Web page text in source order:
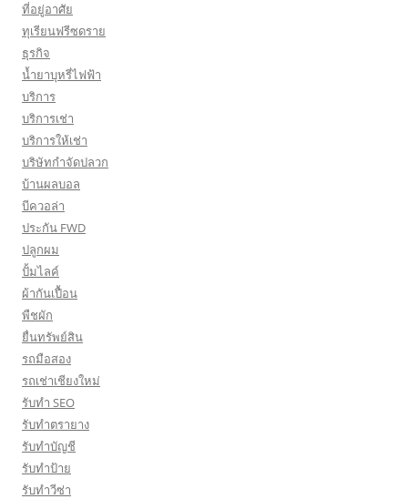
ที่อยู่อาศัย
ทุเรียนฟรีซดราย
ธุรกิจ
น้ำยาบุหรี่ไฟฟ้า
บริการ
บริการเช่า
บริการให้เช่า
บริษัทกำจัดปลวก
บ้านผลบอล
บีควอล่า
ประกัน FWD
ปลูกผม
ปั้มไลค์
ผ้ากันเปื้อน
พืชผัก
ยื่นทรัพย์สิน
รถมือสอง
รถเช่าเชียงใหม่
รับทำ SEO
รับทำตรายาง
รับทำบัญชี
รับทำป้าย
รับทำวีซ่า